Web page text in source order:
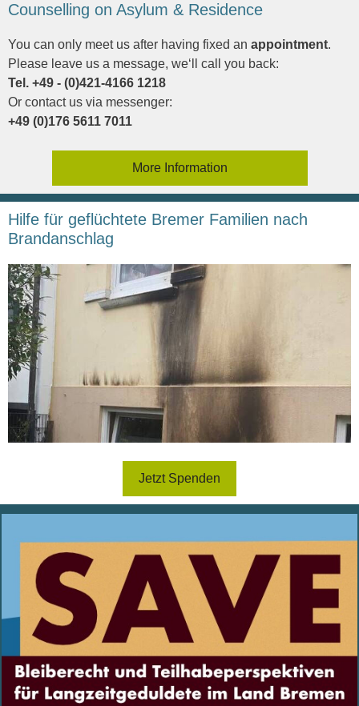
Counselling on Asylum & Residence
You can only meet us after having fixed an appointment.
Please leave us a message, we‘ll call you back:
Tel. +49 - (0)421-4166 1218
Or contact us via messenger:
+49 (0)176 5611 7011
More Information
Hilfe für geflüchtete Bremer Familien nach
Brandanschlag
Jetzt Spenden